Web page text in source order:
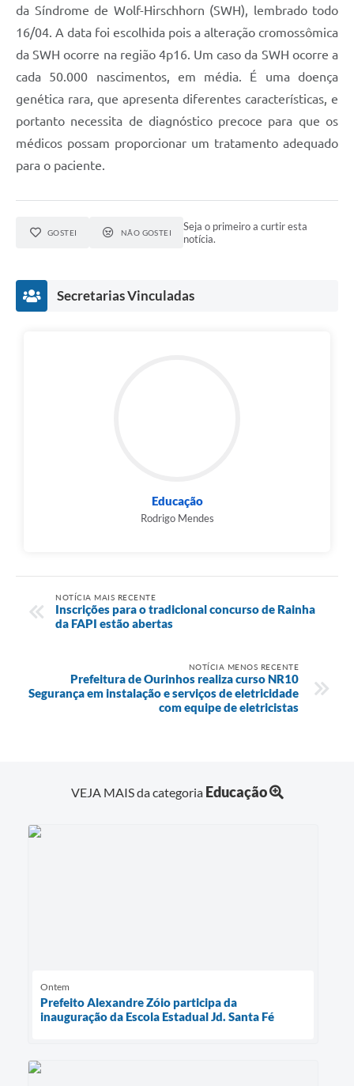
da Síndrome de Wolf-Hirschhorn (SWH), lembrado todo
16/04. A data foi escolhida pois a alteração cromossômica
da SWH ocorre na região 4p16. Um caso da SWH ocorre a
cada 50.000 nascimentos, em média. É uma doença
genética rara, que apresenta diferentes características, e
portanto necessita de diagnóstico precoce para que os
médicos possam proporcionar um tratamento adequado
para o paciente.
GOSTEI NÃO GOSTEI
Seja o primeiro a curtir esta
notícia.
Secretarias Vinculadas
Educação
Rodrigo Mendes
NOTÍCIA MAIS RECENTE
Inscrições para o tradicional concurso de Rainha
da FAPI estão abertas
NOTÍCIA MENOS RECENTE
Prefeitura de Ourinhos realiza curso NR10
Segurança em instalação e serviços de eletricidade
com equipe de eletricistas
VEJA MAIS da categoria Educação
Ontem
Prefeito Alexandre Zóio participa da
inauguração da Escola Estadual Jd. Santa Fé